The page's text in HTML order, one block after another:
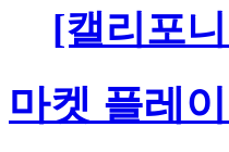
[캘리포
마켓 플레